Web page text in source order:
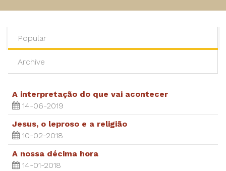
Popular
Archive
A interpretação do que vai acontecer
14-06-2019
Jesus, o leproso e a religião
10-02-2018
A nossa décima hora
14-01-2018